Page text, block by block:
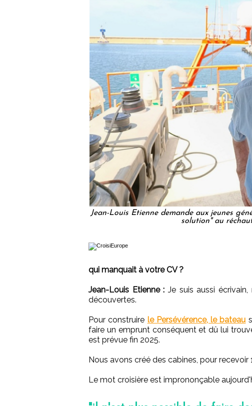
Jean-Louis Etienne demande aux jeunes
solution" au
qui manquait à votre CV ?
Jean-Louis Etienne : Je suis aussi
découvertes.
Pour construire le Persévérence, le bateau
faire un emprunt conséquent et dû lui
est prévue fin 2025.
Nous avons créé des cabines, pour recevoir
Le mot croisière est imprononçable